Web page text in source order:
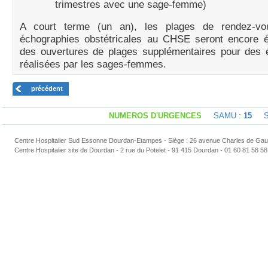
trimestres avec une sage-femme)
A court terme (un an), les plages de rendez-
échographies obstétricales au CHSE seront encore
des ouvertures de plages supplémentaires pour des
réalisées par les sages-femmes.
précédent
NUMEROS D'URGENCES SAMU : 15
Centre Hospitalier Sud Essonne Dourdan-Etampes - Siège : 26 avenue Charles de
Centre Hospitalier site de Dourdan - 2 rue du Potelet - 91 415 Dourdan - 01 60 81 58 58